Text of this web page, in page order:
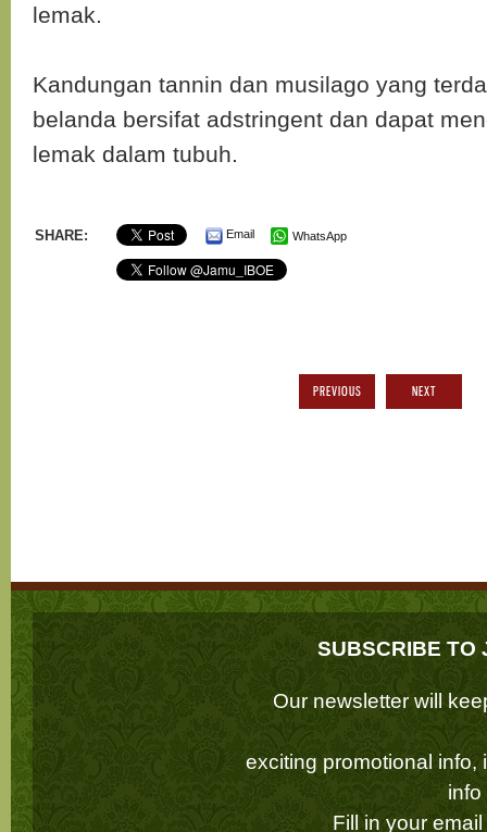
lemak.
Kandungan tannin dan musilago yang
belanda bersifat adstringent dan dapat
lemak dalam tubuh.
SHARE: Email WhatsApp
PREVIOUS NEXT
SUBSCRIBE TO
Our newsletter will
exciting promotional info,
info
Fill in your